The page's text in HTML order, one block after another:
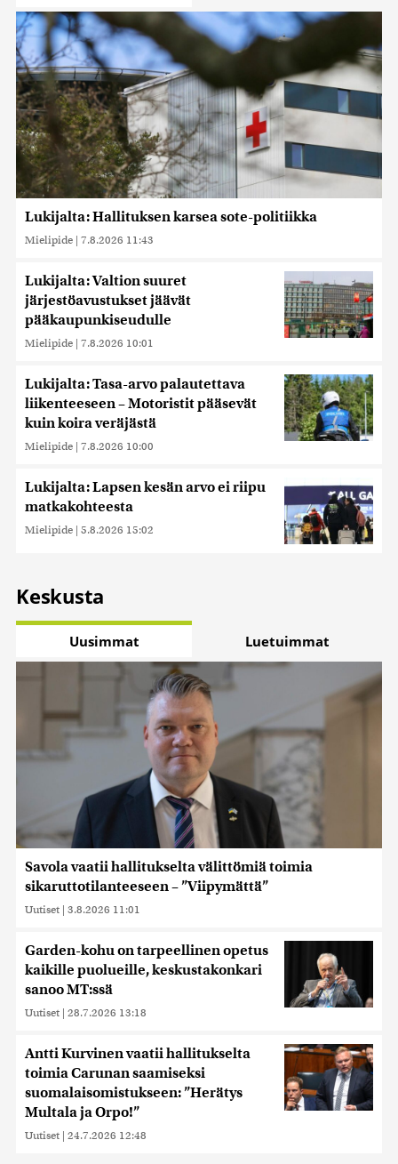
Lukijalta: Hallituksen karsea sote-politiikka
Mielipide | 7.8.2026 11:43
Lukijalta: Valtion suuret
järjestöavustukset jäävät
pääkaupunkiseudulle
Mielipide | 7.8.2026 10:01
Lukijalta: Tasa-arvo palautettava
liikenteeseen – Motoristit pääsevät
kuin koira veräjästä
Mielipide | 7.8.2026 10:00
Lukijalta: Lapsen kesän arvo ei riipu
matkakohteesta
Mielipide | 5.8.2026 15:02
Keskusta
Uusimmat Luetuimmat
Savola vaatii hallitukselta välittömiä toimia
sikaruttotilanteeseen – ”Viipymättä”
Uutiset | 3.8.2026 11:01
Garden-kohu on tarpeellinen opetus
kaikille puolueille, keskustakonkari
sanoo MT:ssä
Uutiset | 28.7.2026 13:18
Antti Kurvinen vaatii hallitukselta
toimia Carunan saamiseksi
suomalaisomistukseen: ”Herätys
Multala ja Orpo!”
Uutiset | 24.7.2026 12:48